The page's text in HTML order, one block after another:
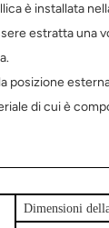
è installata
estratta una
posizione
di cui è
Dimensioni